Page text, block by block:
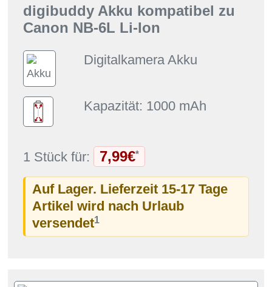
digibuddy Akku kompatibel zu
Canon NB-6L Li-Ion
Digitalkamera Akku
Kapazität: 1000 mAh
1 Stück für: 7,99€*
Auf Lager. Lieferzeit 15-17 Tage
Artikel wird nach Urlaub
versendet1